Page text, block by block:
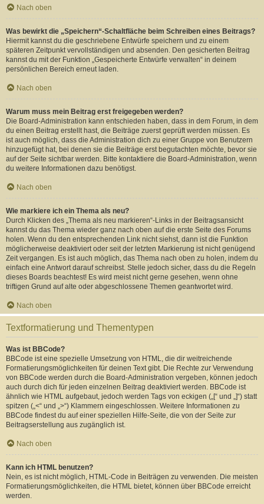
Nach oben
Was bewirkt die „Speichern“-Schaltfläche beim Schreiben eines Beitrags?
Hiermit kannst du die geschriebene Entwürfe speichern und zu einem
späteren Zeitpunkt vervollständigen und absenden. Den gesicherten Beitrag
kannst du mit der Funktion „Gespeicherte Entwürfe verwalten“ in deinem
persönlichen Bereich erneut laden.
Nach oben
Warum muss mein Beitrag erst freigegeben werden?
Die Board-Administration kann entschieden haben, dass in dem Forum, in dem
du einen Beitrag erstellt hast, die Beiträge zuerst geprüft werden müssen. Es
ist auch möglich, dass die Administration dich zu einer Gruppe von Benutzern
hinzugefügt hat, bei denen sie die Beiträge erst begutachten möchte, bevor sie
auf der Seite sichtbar werden. Bitte kontaktiere die Board-Administration, wenn
du weitere Informationen dazu benötigst.
Nach oben
Wie markiere ich ein Thema als neu?
Durch Klicken des „Thema als neu markieren“-Links in der Beitragsansicht
kannst du das Thema wieder ganz nach oben auf die erste Seite des Forums
holen. Wenn du den entsprechenden Link nicht siehst, dann ist die Funktion
möglicherweise deaktiviert oder seit der letzten Markierung ist nicht genügend
Zeit vergangen. Es ist auch möglich, das Thema nach oben zu holen, indem du
einfach eine Antwort darauf schreibst. Stelle jedoch sicher, dass du die Regeln
dieses Boards beachtest! Es wird meist nicht gerne gesehen, wenn ohne
triftigen Grund auf alte oder abgeschlossene Themen geantwortet wird.
Nach oben
Textformatierung und Thementypen
Was ist BBCode?
BBCode ist eine spezielle Umsetzung von HTML, die dir weitreichende
Formatierungsmöglichkeiten für deinen Text gibt. Die Rechte zur Verwendung
von BBCode werden durch die Board-Administration vergeben, können jedoch
auch durch dich für jeden einzelnen Beitrag deaktiviert werden. BBCode ist
ähnlich wie HTML aufgebaut, jedoch werden Tags von eckigen („[“ und „]“) statt
spitzen („<“ und „>“) Klammern eingeschlossen. Weitere Informationen zu
BBCode findest du auf einer speziellen Hilfe-Seite, die von der Seite zur
Beitragserstellung aus zugänglich ist.
Nach oben
Kann ich HTML benutzen?
Nein, es ist nicht möglich, HTML-Code in Beiträgen zu verwenden. Die meisten
Formatierungsmöglichkeiten, die HTML bietet, können über BBCode erreicht
werden.